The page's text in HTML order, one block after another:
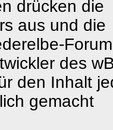
drücken die
aus und die
des
den Inhalt
gemacht